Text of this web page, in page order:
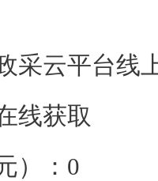
采云平台线
线获取
）： 0